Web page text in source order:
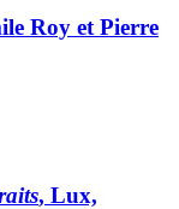
Roy et Pierre
, Lux,